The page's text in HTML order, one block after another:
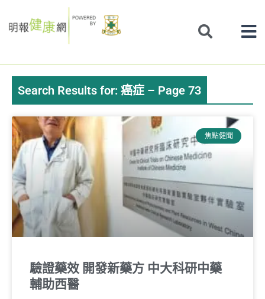
to
Search Results for: 癌症 – Page 73
焦點健聞
驗證藥效 開發新藥方 中大科研中藥
輔助西醫
Page PagePagePage Page Page